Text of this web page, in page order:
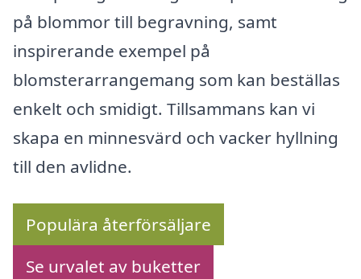
på blommor till begravning, samt
inspirerande exempel på
blomsterarrangemang som kan beställas
enkelt och smidigt. Tillsammans kan vi
skapa en minnesvärd och vacker hyllning
till den avlidne.
Populära återförsäljare
Se urvalet av buketter